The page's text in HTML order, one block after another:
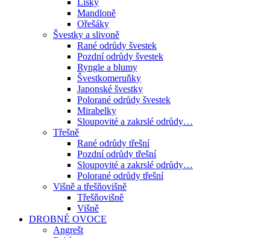
Lísky
Mandloně
Ořešáky
Švestky a slivoně
Rané odrůdy švestek
Pozdní odrůdy švestek
Ryngle a blumy
Švestkomeruňky
Japonské švestky
Polorané odrůdy švestek
Mirabelky
Sloupovité a zakrslé odrůdy…
Třešně
Rané odrůdy třešní
Pozdní odrůdy třešní
Sloupovité a zakrslé odrůdy…
Polorané odrůdy třešní
Višně a třešňovišně
Třešňovišně
Višně
DROBNÉ OVOCE
Angrešt